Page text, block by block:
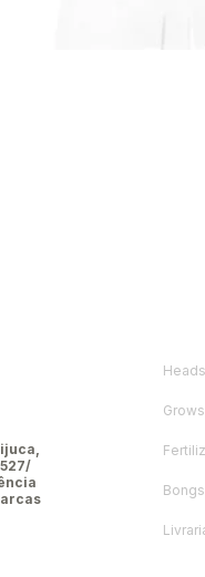
Bongs